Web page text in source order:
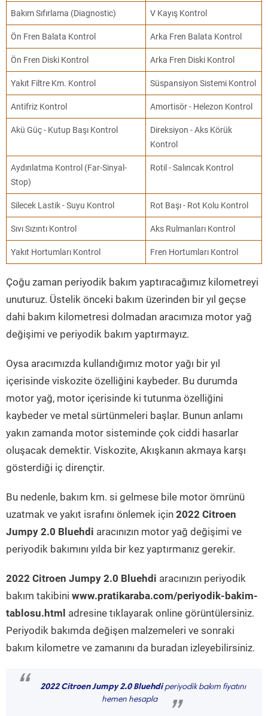
Bakım Sıfırlama (Diagnostic) V Kayış Kontrol
Ön Fren Balata Kontrol Arka Fren Balata Kontrol
Ön Fren Diski Kontrol Arka Fren Diski Kontrol
Yakıt Filtre Km. Kontrol Süspansiyon Sistemi Kontrol
Antifriz Kontrol Amortisör - Helezon Kontrol
Akü Güç - Kutup Başı Kontrol
Direksiyon - Aks Körük
Kontrol
Aydınlatma Kontrol (Far-Sinyal-
Stop)
Rotil - Salıncak Kontrol
Silecek Lastik - Suyu Kontrol Rot Başı - Rot Kolu Kontrol
Sıvı Sızıntı Kontrol Aks Rulmanları Kontrol
Yakıt Hortumları Kontrol Fren Hortumları Kontrol
Çoğu zaman periyodik bakım yaptıracağımız kilometreyi
unuturuz. Üstelik önceki bakım üzerinden bir yıl geçse
dahi bakım kilometresi dolmadan aracımıza motor yağ
değişimi ve periyodik bakım yaptırmayız.
Oysa aracımızda kullandığımız motor yağı bir yıl
içerisinde viskozite özelliğini kaybeder. Bu durumda
motor yağ, motor içerisinde ki tutunma özelliğini
kaybeder ve metal sürtünmeleri başlar. Bunun anlamı
yakın zamanda motor sisteminde çok ciddi hasarlar
oluşacak demektir. Viskozite, Akışkanın akmaya karşı
gösterdiği iç dirençtir.
Bu nedenle, bakım km. si gelmese bile motor ömrünü
uzatmak ve yakıt israfını önlemek için 2022 Citroen
Jumpy 2.0 Bluehdi aracınızın motor yağ değişimi ve
periyodik bakımını yılda bir kez yaptırmanız gerekir.
2022 Citroen Jumpy 2.0 Bluehdi aracınızın periyodik
bakım takibini www.pratikaraba.com/periyodik-bakim-
tablosu.html adresine tıklayarak online görüntülersiniz.
Periyodik bakımda değişen malzemeleri ve sonraki
bakım kilometre ve zamanını da buradan izleyebilirsiniz.
“ 2022 Citroen Jumpy 2.0 Bluehdiperiyodik bakım fiyatını
hemen hesapla